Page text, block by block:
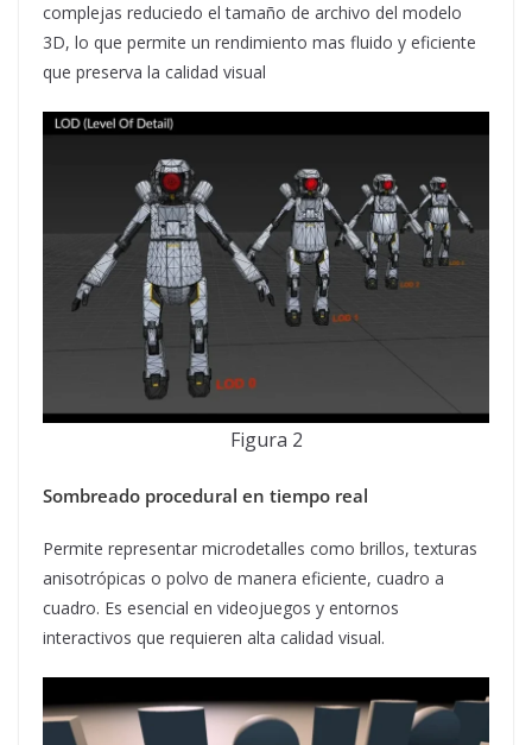
complejas reduciedo el tamaño de archivo del modelo
3D, lo que permite un rendimiento mas fluido y eficiente
que preserva la calidad visual
Figura 2
Sombreado procedural en tiempo real
Permite representar microdetalles como brillos, texturas
anisotrópicas o polvo de manera eficiente, cuadro a
cuadro. Es esencial en videojuegos y entornos
interactivos que requieren alta calidad visual.